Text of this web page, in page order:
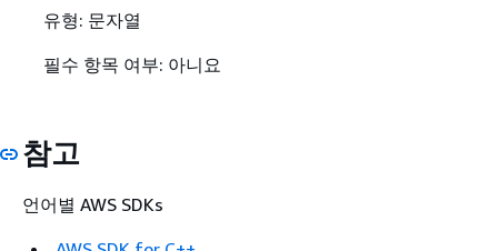
유형: 문자열
필수 항목 여부: 아니요
참고
언어별 AWS SDKs